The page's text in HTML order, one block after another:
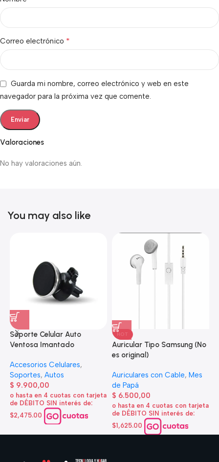
Valoraciones
No hay valoraciones aún.
Correo electrónico *
Guarda mi nombre, correo electrónico y web en este
navegador para la próxima vez que comente.
You may also like
Soporte Celular Auto
Ventosa Imantado
Accesorios Celulares,
Soportes, Autos
$ 9.900,00
o hasta en 4 cuotas con tarjeta
de DÉBITO SIN interés de:
$2,475.00
HOT
Auricular Tipo Samsung (No
es original)
Auriculares con Cable, Mes
de Papá
$ 6.500,00
o hasta en 4 cuotas con tarjeta
de DÉBITO SIN interés de:
$1,625.00